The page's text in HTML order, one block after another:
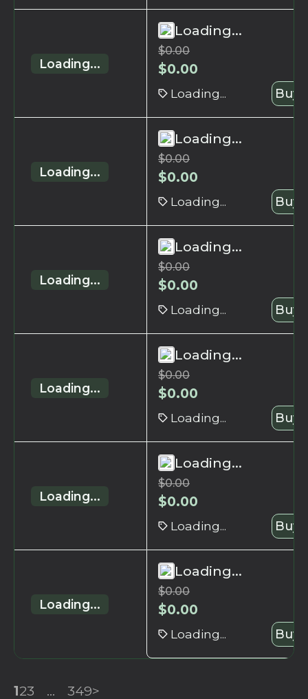
Loading...
Loading...
$0.00
$0.00
Loading... Buy
Loading...
Loading...
$0.00
$0.00
Loading... Buy
Loading...
Loading...
$0.00
$0.00
Loading... Buy
Loading...
Loading...
$0.00
$0.00
Loading... Buy
Loading...
Loading...
$0.00
$0.00
Loading... Buy
Loading...
Loading...
$0.00
$0.00
Loading... Buy
123 ... 349>